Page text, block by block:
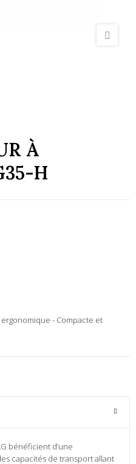
À
H
- Compacte et
bénéficient d’une
capacités de transport allant